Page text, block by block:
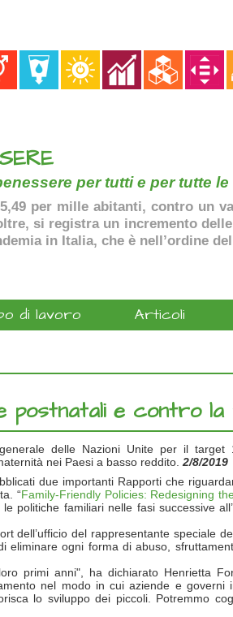
per tutti e per tutte le
per mille abitanti, contro un
si registra un incremento
in Italia, che è nell’ordine del
di lavoro Articoli
e contro la
delle Nazioni Unite per il target
nei Paesi a basso reddito. 2/8/2019
due importanti Rapporti che
“Family-Friendly Policies: Redesigning
politiche familiari nelle fasi successive
dell’ufficio del rappresentante speciale
eliminare ogni forma di abuso,
primi anni", ha dichiarato Henrietta
nel modo in cui aziende e governi
lo sviluppo dei piccoli. Potremmo